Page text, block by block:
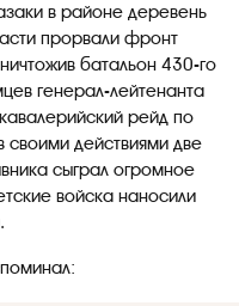
в районе деревень
прорвали фронт
батальон 430-го
генерал-лейтенанта
рейд по
действиями две
сыграл огромное
войска наносили